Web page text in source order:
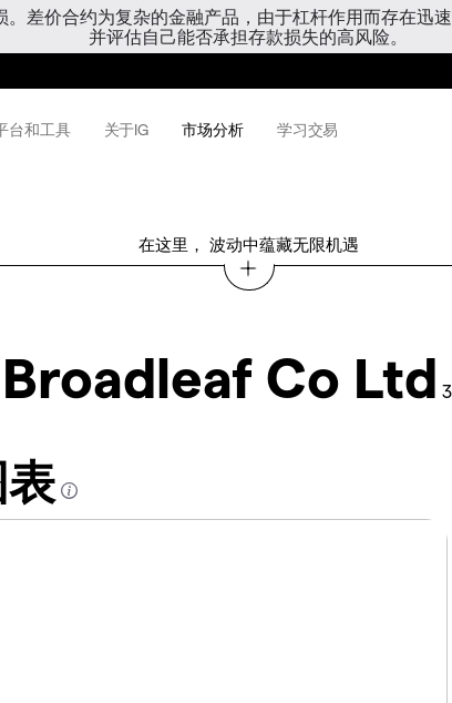
差价合约为复杂的金融产品，由于杠杆作用而存在迅
并评估自己能否承担存款损失的高风险。
台和工具 关于IG 市场分析 学习交易
在这里， 波动中蕴藏无限机遇
Broadleaf Co Ltd